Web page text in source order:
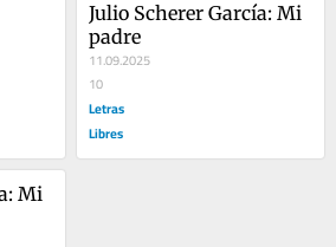
Julio Scherer García: Mi
padre
11.09.2025
10
Letras
Libres
Mi